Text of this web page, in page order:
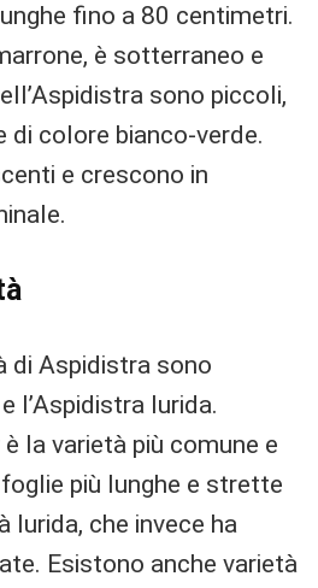
fino a 80 centimetri.
è sotterraneo e
sono piccoli,
di colore bianco-verde.
e crescono in
di Aspidistra sono
l’Aspidistra lurida.
la varietà più comune e
più lunghe e strette
lurida, che invece ha
Esistono anche varietà